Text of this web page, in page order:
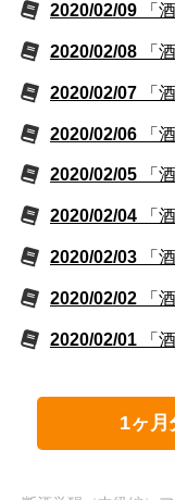
2020/02/09 「
2020/02/08 「
2020/02/07 「
2020/02/06 「
2020/02/05 「
2020/02/04 「
2020/02/03 「
2020/02/02 「
2020/02/01 「
1ヶ月